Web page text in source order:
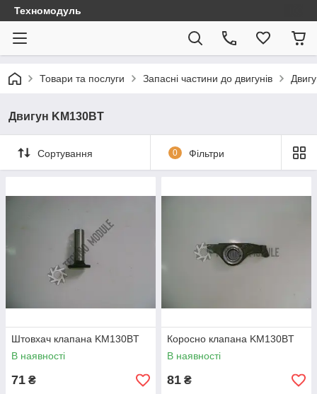
Техномодуль
Товари та послуги Запасні частини до двигунів
Двигун KM130BT
Сортування 0 Фільтри
Штовхач клапана KM130BT
В наявності
71 ₴
Коросно клапана KM130BT
В наявності
81 ₴